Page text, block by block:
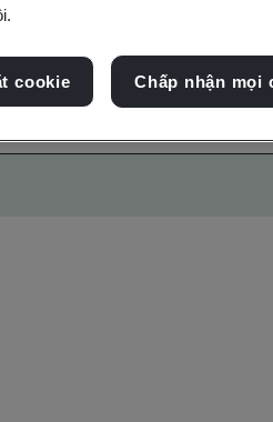
and Verification
cookie Chấp nhận mọi